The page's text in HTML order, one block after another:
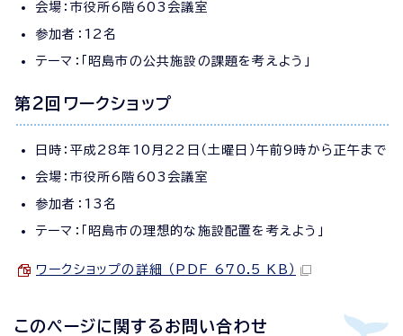
会場：市役所6階603会議室
参加者：12名
テーマ：「昭島市の公共施設の課題を考えよう」
第2回ワークショップ
日時：平成28年10月22日（土曜日）午前9時から正午まで
会場：市役所6階603会議室
参加者：13名
テーマ：「昭島市の理想的な施設配置を考えよう」
ワークショップの詳細 （PDF 670.5 KB）
このページに関する お問い合わせ